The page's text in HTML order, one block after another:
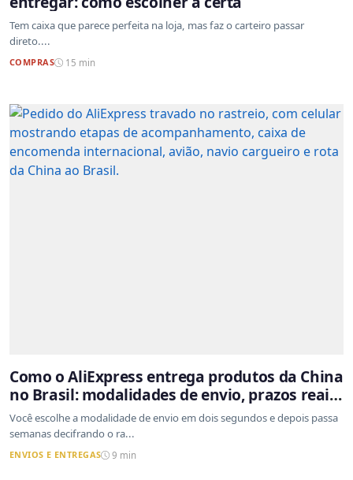
Tem caixa que parece perfeita na loja, mas faz o carteiro passar
direto....
COMPRAS 15 min
Como o AliExpress entrega produtos da China
no Brasil: modalidades de envio, prazos reais
e o que a Cainiao tem a ver com isso
Você escolhe a modalidade de envio em dois segundos e depois passa
semanas decifrando o ra...
ENVIOS E ENTREGAS 9 min